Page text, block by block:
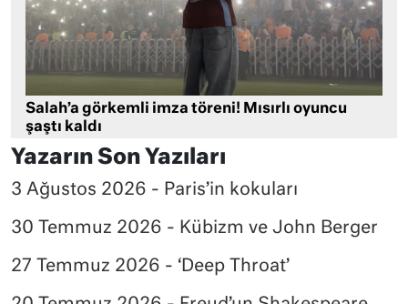
Salah’a görkemli imza töreni! Mısırlı oyuncu
şaştı kaldı
Yazarın Son Yazıları
3 Ağustos 2026 - Paris’in kokuları
30 Temmuz 2026 - Kübizm ve John Berger
27 Temmuz 2026 - ‘Deep Throat’